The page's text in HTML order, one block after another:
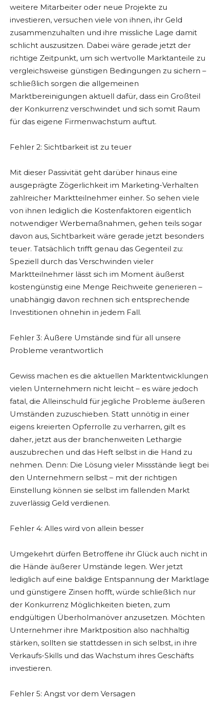
weitere Mitarbeiter oder neue Projekte zu
investieren, versuchen viele von ihnen, ihr Geld
zusammenzuhalten und ihre missliche Lage damit
schlicht auszusitzen. Dabei wäre gerade jetzt der
richtige Zeitpunkt, um sich wertvolle Marktanteile zu
vergleichsweise günstigen Bedingungen zu sichern –
schließlich sorgen die allgemeinen
Marktbereinigungen aktuell dafür, dass ein Großteil
der Konkurrenz verschwindet und sich somit Raum
für das eigene Firmenwachstum auftut.
Fehler 2: Sichtbarkeit ist zu teuer
Mit dieser Passivität geht darüber hinaus eine
ausgeprägte Zögerlichkeit im Marketing-Verhalten
zahlreicher Marktteilnehmer einher. So sehen viele
von ihnen lediglich die Kostenfaktoren eigentlich
notwendiger Werbemaßnahmen, gehen teils sogar
davon aus, Sichtbarkeit wäre gerade jetzt besonders
teuer. Tatsächlich trifft genau das Gegenteil zu:
Speziell durch das Verschwinden vieler
Marktteilnehmer lässt sich im Moment äußerst
kostengünstig eine Menge Reichweite generieren –
unabhängig davon rechnen sich entsprechende
Investitionen ohnehin in jedem Fall.
Fehler 3: Äußere Umstände sind für all unsere
Probleme verantwortlich
Gewiss machen es die aktuellen Marktentwicklungen
vielen Unternehmern nicht leicht – es wäre jedoch
fatal, die Alleinschuld für jegliche Probleme äußeren
Umständen zuzuschieben. Statt unnötig in einer
eigens kreierten Opferrolle zu verharren, gilt es
daher, jetzt aus der branchenweiten Lethargie
auszubrechen und das Heft selbst in die Hand zu
nehmen. Denn: Die Lösung vieler Missstände liegt bei
den Unternehmern selbst – mit der richtigen
Einstellung können sie selbst im fallenden Markt
zuverlässig Geld verdienen.
Fehler 4: Alles wird von allein besser
Umgekehrt dürfen Betroffene ihr Glück auch nicht in
die Hände äußerer Umstände legen. Wer jetzt
lediglich auf eine baldige Entspannung der Marktlage
und günstigere Zinsen hofft, würde schließlich nur
der Konkurrenz Möglichkeiten bieten, zum
endgültigen Überholmanöver anzusetzen. Möchten
Unternehmer ihre Marktposition also nachhaltig
stärken, sollten sie stattdessen in sich selbst, in ihre
Verkaufs-Skills und das Wachstum ihres Geschäfts
investieren.
Fehler 5: Angst vor dem Versagen